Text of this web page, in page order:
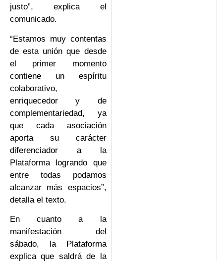
justo”, explica el
comunicado.
“Estamos muy contentas
de esta unión que desde
el primer momento
contiene un espíritu
colaborativo,
enriquecedor y de
complementariedad, ya
que cada asociación
aporta su carácter
diferenciador a la
Plataforma logrando que
entre todas podamos
alcanzar más espacios”,
detalla el texto.
En cuanto a la
manifestación del
sábado, la Plataforma
explica que saldrá de la